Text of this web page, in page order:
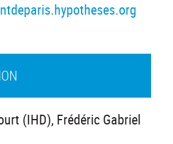
(IHD), Frédéric Gabriel